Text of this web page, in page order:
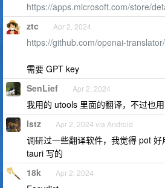
https://apps.microsoft.com/store/
ztc Apr 2, 2024
https://github.com/openai-
需要 GPT key
SenLief Apr 2, 2024
我用的 utools 里面的翻译，不过也
lstz Apr 2, 2024 via Android
调研过一些翻译软件，我觉得 pot
tauri 写的
18k Apr 2, 2024